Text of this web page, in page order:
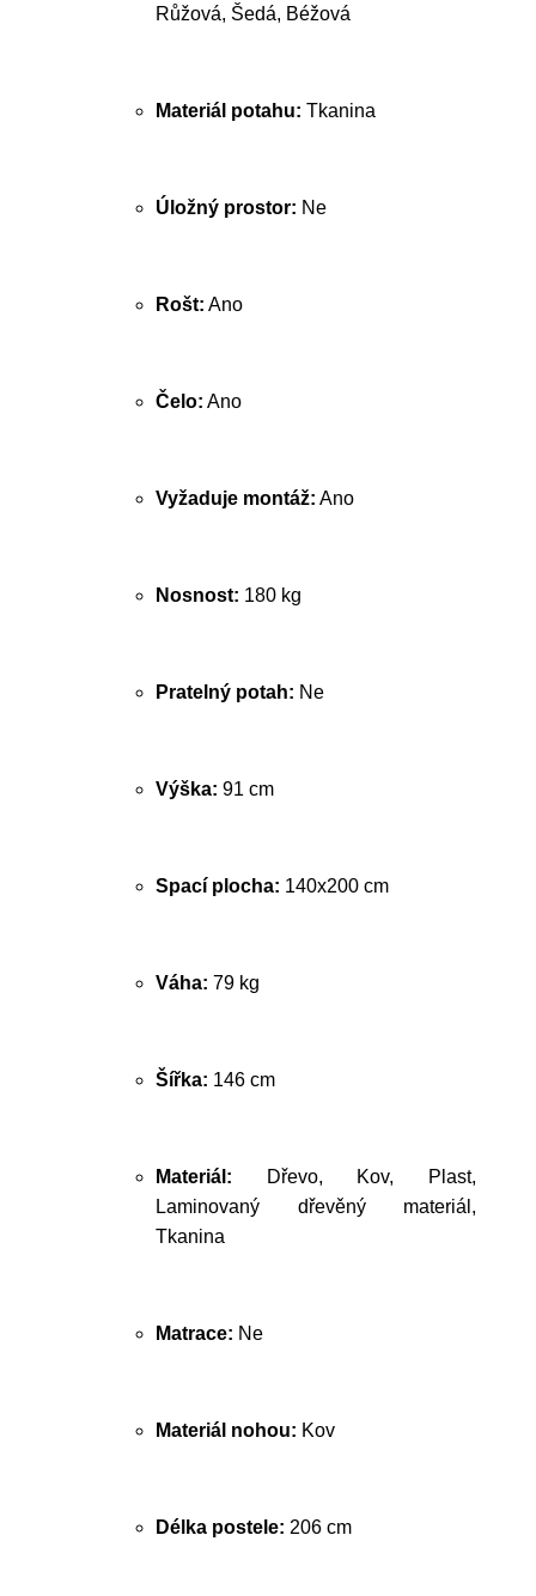
Růžová, Šedá, Béžová
Materiál potahu: Tkanina
Úložný prostor: Ne
Rošt: Ano
Čelo: Ano
Vyžaduje montáž: Ano
Nosnost: 180 kg
Pratelný potah: Ne
Výška: 91 cm
Spací plocha: 140x200 cm
Váha: 79 kg
Šířka: 146 cm
Materiál: Dřevo, Kov, Plast,
Laminovaný dřevěný materiál,
Tkanina
Matrace: Ne
Materiál nohou: Kov
Délka postele: 206 cm